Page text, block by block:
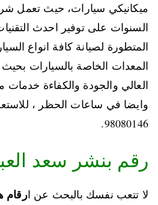
ميكانيكي سيارات، حيث تعمل
السنوات على توفير احدث
المتطورة لصيانة كافة انواع
المعدات الخاصة بالسيارات
العالي والجودة والكفاءة
وايضا في ساعات الحظر ،
98080146‬.
رقم بنشر سعد
لا تتعب نفسك بالبحث عن ارقام